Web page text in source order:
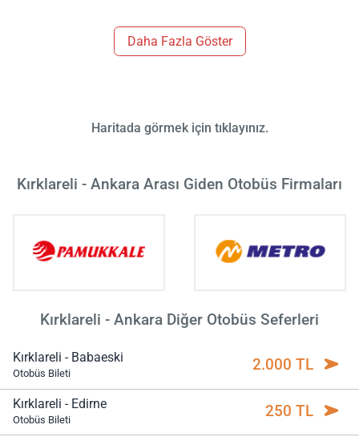
Daha Fazla Göster
Haritada görmek için tıklayınız.
Kırklareli - Ankara Arası Giden Otobüs Firmaları
Kırklareli - Ankara Diğer Otobüs Seferleri
Kırklareli - Babaeski
Otobüs Bileti 2.000 TL
Kırklareli - Edirne
Otobüs Bileti 250 TL